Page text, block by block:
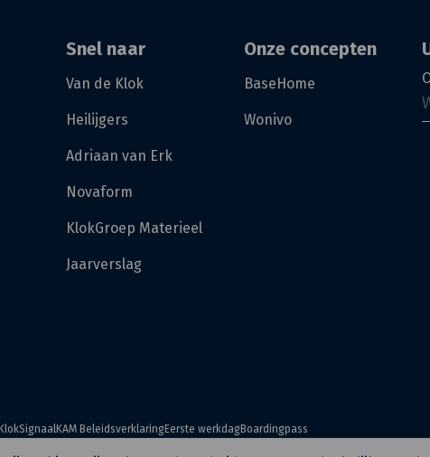
Snel naar
Van de Klok
Heilijgers
Adriaan van Erk
Novaform
KlokGroep Materieel
Jaarverslag
Onze concepten
BaseHome
Wonivo
KAM BeleidsverklaringEerste werkdagBoardingpass